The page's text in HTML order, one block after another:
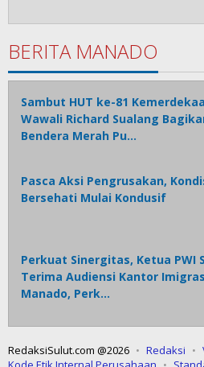
BERITA MANADO
Sambut HUT ke-81
Wawali Richard Sualang
Bendera Merah Pu…
Pasca Aksi Pengrusakan,
Bersehati Mulai Kondusif
Perkuat Sinergitas, Ketua PWI
Terima Audiensi Kantor
Manado, Perk…
RedaksiSulut.com @2026 Redaksi